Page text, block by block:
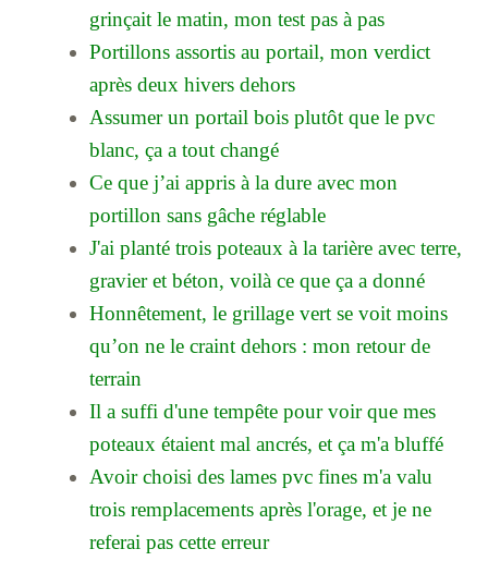
grinçait le matin, mon test pas à pas
Portillons assortis au portail, mon verdict
après deux hivers dehors
Assumer un portail bois plutôt que le pvc
blanc, ça a tout changé
Ce que j’ai appris à la dure avec mon
portillon sans gâche réglable
J'ai planté trois poteaux à la tarière avec terre,
gravier et béton, voilà ce que ça a donné
Honnêtement, le grillage vert se voit moins
qu’on ne le craint dehors : mon retour de
terrain
Il a suffi d'une tempête pour voir que mes
poteaux étaient mal ancrés, et ça m'a bluffé
Avoir choisi des lames pvc fines m'a valu
trois remplacements après l'orage, et je ne
referai pas cette erreur